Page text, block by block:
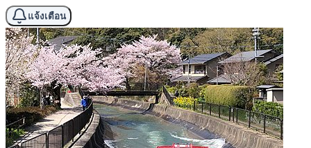
แจ้งเตือน